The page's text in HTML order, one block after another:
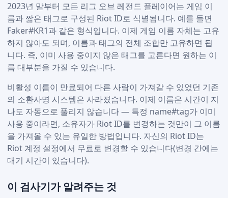
2023년 말부터 모든 리그 오브 레전드 플레이어는 게임 이
름과 짧은 태그로 구성된 Riot ID로 식별됩니다. 예를 들면
Faker#KR1과 같은 형식입니다. 이제 게임 이름 자체는 고유
하지 않아도 되며, 이름과 태그의 전체 조합만 고유하면 됩
니다. 즉, 이미 사용 중이지 않은 태그를 고른다면 원하는 이
름 대부분을 가질 수 있습니다.
비활성 이름이 만료되어 다른 사람이 가져갈 수 있었던 기존
의 소환사명 시스템은 사라졌습니다. 이제 이름은 시간이 지
나도 자동으로 풀리지 않습니다 — 특정 name#tag가 이미
사용 중이라면, 소유자가 Riot ID를 변경하는 것만이 그 이름
을 가져올 수 있는 유일한 방법입니다. 자신의 Riot ID는
Riot 계정 설정에서 무료로 변경할 수 있습니다(변경 간에는
대기 시간이 있습니다).
이 검사기가 알려주는 것